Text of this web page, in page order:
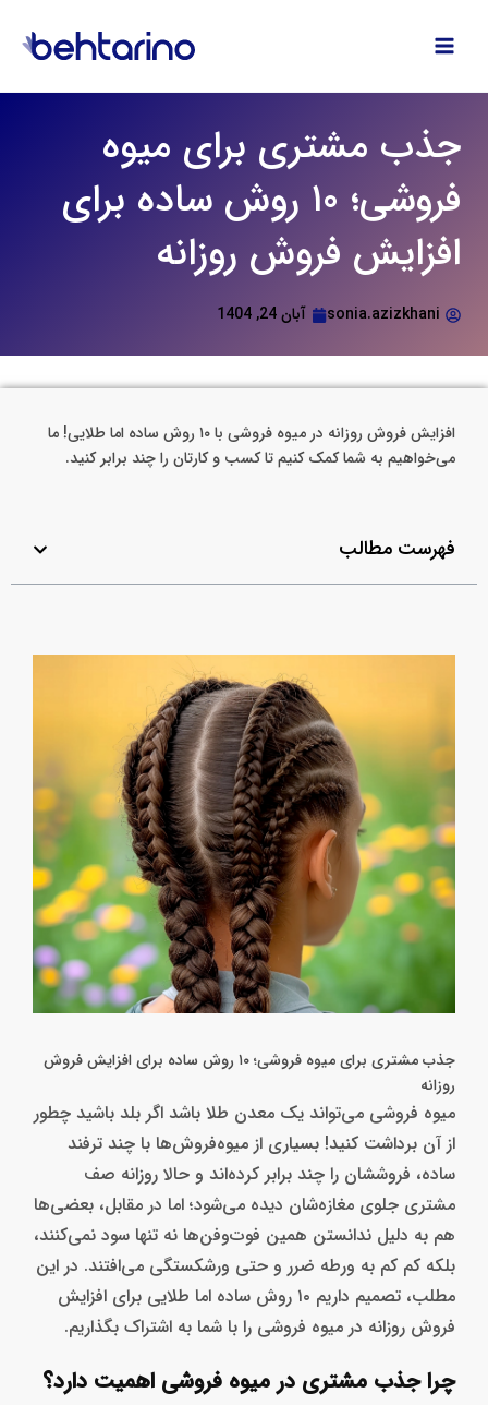
محتوا
جذب مشتری برای میوه
فروشی؛ ۱۰ روش ساده برای
افزایش فروش روزانه
sonia.azizkhani آبان 24, 1404
افزایش فروش روزانه در میوه فروشی با ۱۰ روش ساده اما طلایی! ما
می‌خواهیم به شما کمک کنیم تا کسب و کارتان را چند برابر کنید.
فهرست مطالب
جذب مشتری برای میوه فروشی؛ ۱۰ روش ساده برای افزایش فروش
روزانه
میوه فروشی می‌تواند یک معدن طلا باشد اگر بلد باشید چطور
از آن برداشت کنید! بسیاری از میوه‌فروش‌ها با چند ترفند
ساده، فروششان را چند برابر کرده‌اند و حالا روزانه صف
مشتری جلوی مغازه‌شان دیده می‌شود؛ اما در مقابل، بعضی‌ها
هم به ‌دلیل ندانستن همین فوت‌و‌فن‌ها نه ‌تنها سود نمی‌کنند،
بلکه کم ‌کم به ورطه‌ ضرر و حتی ورشکستگی می‌افتند. در این
مطلب، تصمیم داریم ۱۰ روش ساده اما طلایی برای افزایش
فروش روزانه در میوه فروشی را با شما به اشتراک بگذاریم.
چرا جذب مشتری در میوه فروشی اهمیت دارد؟